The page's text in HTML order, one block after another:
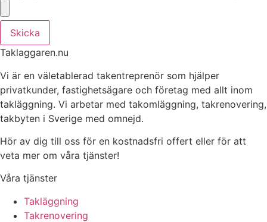
Skicka
Taklaggaren.nu
Vi är en väletablerad takentreprenör som hjälper
privatkunder, fastighetsägare och företag med allt inom
takläggning. Vi arbetar med takomläggning, takrenovering,
takbyten i Sverige med omnejd.
Hör av dig till oss för en kostnadsfri offert eller för att
veta mer om våra tjänster!
Våra tjänster
Takläggning
Takrenovering